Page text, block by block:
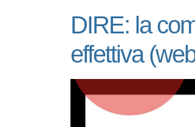
DIRE: la
effettiva